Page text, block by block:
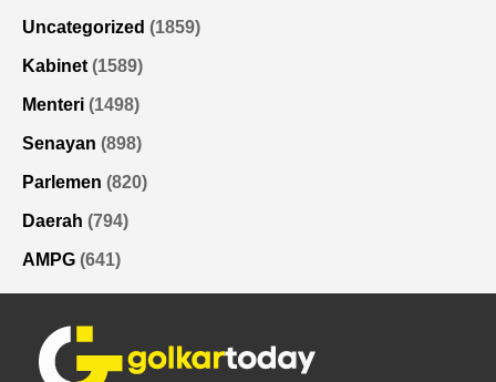
Uncategorized (1859)
Kabinet (1589)
Menteri (1498)
Senayan (898)
Parlemen (820)
Daerah (794)
AMPG (641)